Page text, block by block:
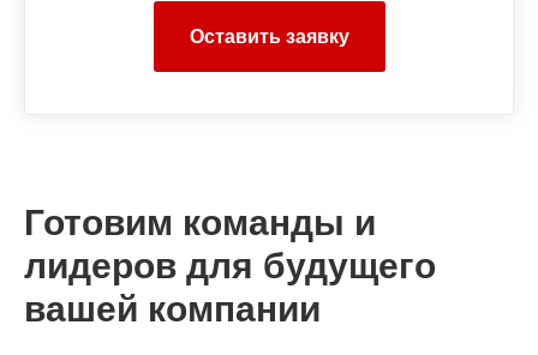
LM Studio https://lmstudio.ai
Оставить заявку
Готовим команды и
лидеров для будущего
вашей компании